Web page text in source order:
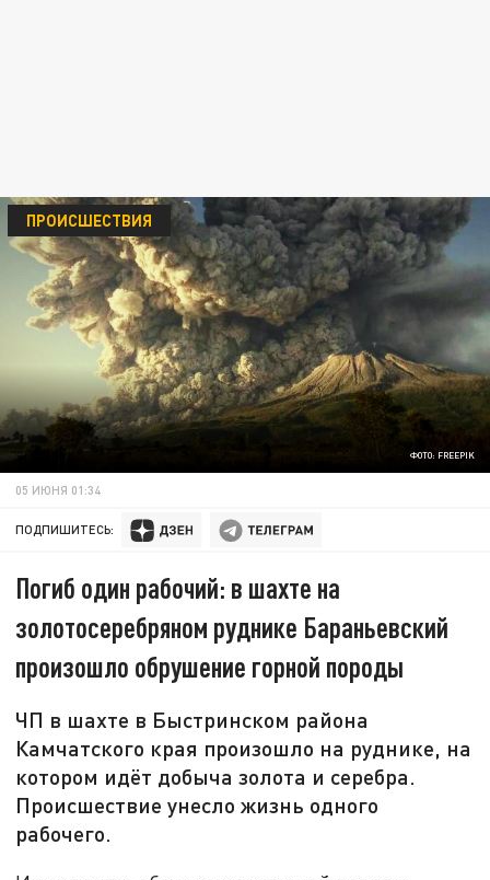
ФОТО: FREEPIK
ПРОИСШЕСТВИЯ
05 ИЮНЯ 01:34
ПОДПИШИТЕСЬ:
Погиб один рабочий: в шахте на
золотосеребряном руднике Бараньевский
произошло обрушение горной породы
ЧП в шахте в Быстринском района
Камчатского края произошло на руднике, на
котором идёт добыча золота и серебра.
Происшествие унесло жизнь одного
рабочего.